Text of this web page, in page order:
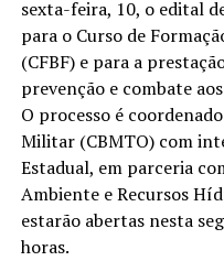
sexta-feira, 10, o edital
para o Curso de
(CFBF) e para a
prevenção e combate
O processo é
Militar (CBMTO) com
Estadual, em parceria
Ambiente e Recursos
estarão abertas nesta
horas.